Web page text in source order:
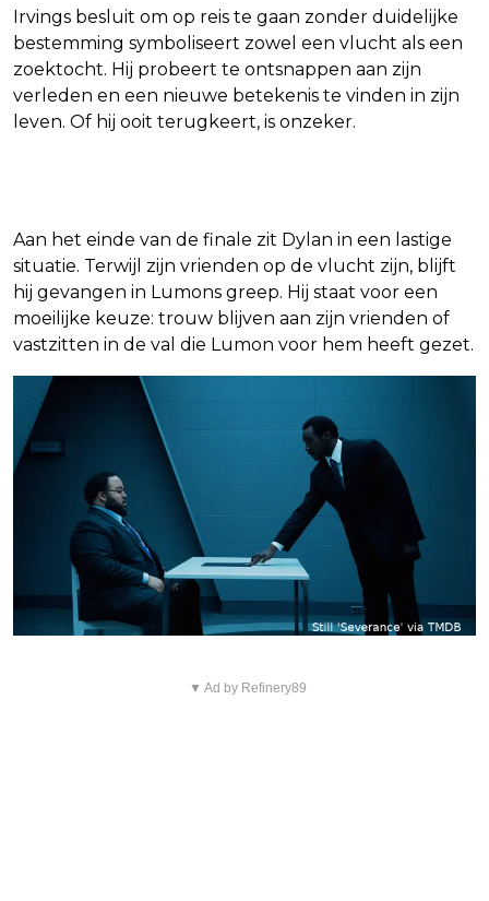
Irvings besluit om op reis te gaan zonder duidelijke
bestemming symboliseert zowel een vlucht als een
zoektocht. Hij probeert te ontsnappen aan zijn
verleden en een nieuwe betekenis te vinden in zijn
leven. Of hij ooit terugkeert, is onzeker.
Aan het einde van de finale zit Dylan in een lastige
situatie. Terwijl zijn vrienden op de vlucht zijn, blijft
hij gevangen in Lumons greep. Hij staat voor een
moeilijke keuze: trouw blijven aan zijn vrienden of
vastzitten in de val die Lumon voor hem heeft gezet.
▼ Ad by Refinery89